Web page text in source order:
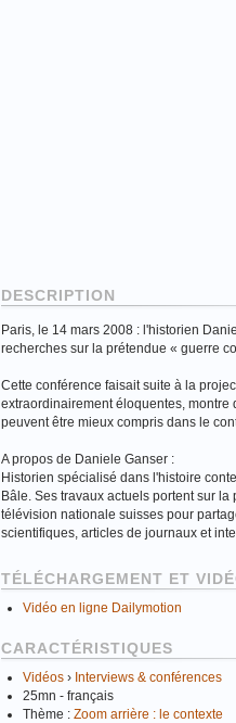
DESCRIPTION
Paris, le 14 mars 2008 : l'historien
recherches sur la prétendue « guerre
Cette conférence faisait suite à la
extraordinairement éloquentes, montre
peuvent être mieux compris dans le
A propos de Daniele Ganser :
Historien spécialisé dans l'histoire
Bâle. Ses travaux actuels portent sur
télévision nationale suisses pour
scientifiques, articles de journaux et
TÉLÉCHARGEMENT ET
Vidéo en ligne Dailymotion
CARACTÉRISTIQUES
Vidéos › Interviews & conférences
25mn - français
Thème : Zoom arrière : le contexte